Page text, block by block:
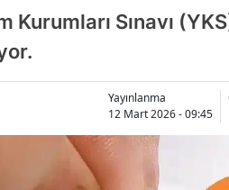
Bitlis
Kurumları Sınavı
Yayınlanma
12 Mart 2026 - 09:45